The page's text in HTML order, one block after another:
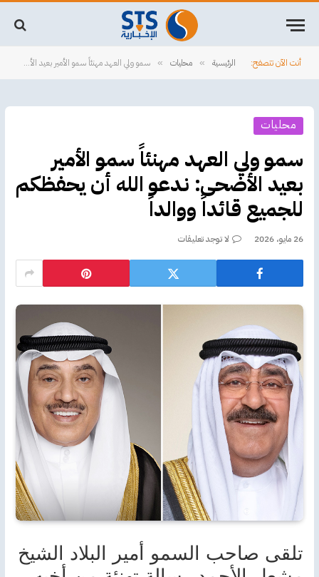
أنت الآن تتصفح: الرئيسية » محليات » سمو ولي العهد مهنئاً سمو الأمير بعيد الأضحى: ندعو الله أن يحفظكم للجميع قائداً ووالداً
محليات
سمو ولي العهد مهنئاً سمو الأمير
بعيد الأضحى: ندعو الله أن يحفظكم
للجميع قائداً ووالداً
26 مايو، 2026 لا توجد تعليقات
تلقى صاحب السمو أمير البلاد الشيخ